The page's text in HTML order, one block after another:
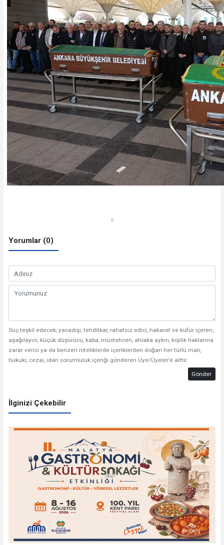
#
Yorumlar (0)
Suç teşkil edecek, yasadışı, tehditkar, rahatsız edici, hakaret ve küfür içeren,
aşağılayıcı, küçük düşürücü, kaba, müstehcen, ahlaka aykırı, kişilik haklarına
zarar verici ya da benzeri niteliklerde içeriklerden doğan her türlü mali,
hukuki, cezai, idari sorumluluk içeriği gönderen Üye/Üyeler’e aittir.
Gönder
İlginizi Çekebilir